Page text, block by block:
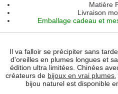
Il va falloir se précipiter sans
d'oreilles en plumes longues et
édition ultra limitées. Chinées
créateurs de bijoux en vrai plumes
bijou naturel est disponible
Matière
Livraison
Emballage cadeau et